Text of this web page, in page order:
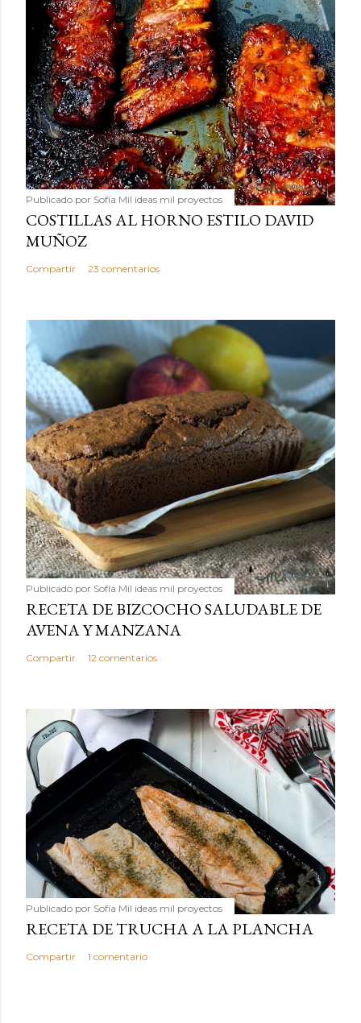
Publicado por Sofía Mil ideas mil proyectos
COSTILLAS AL HORNO ESTILO DAVID
MUÑOZ
Compartir 23 comentarios
Publicado por Sofía Mil ideas mil proyectos
RECETA DE BIZCOCHO SALUDABLE DE
AVENA Y MANZANA
Compartir 12 comentarios
Publicado por Sofía Mil ideas mil proyectos
RECETA DE TRUCHA A LA PLANCHA
Compartir 1 comentario